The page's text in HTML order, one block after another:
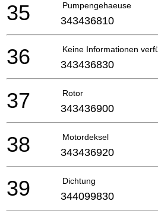
Pumpengehaeuse
35 343436810
Keine Informationen
36 343436830
Rotor
37 343436900
Motordeksel
38 343436920
Dichtung
39 344099830